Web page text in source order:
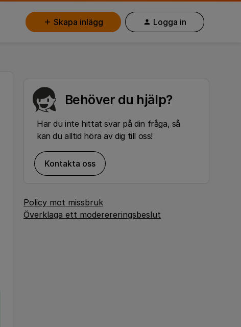
Skapa inlägg Logga in
Behöver du hjälp?
Har du inte hittat svar på din fråga, så
kan du alltid höra av dig till oss!
Kontakta oss
Policy mot missbruk
Överklaga ett moderereringsbeslut